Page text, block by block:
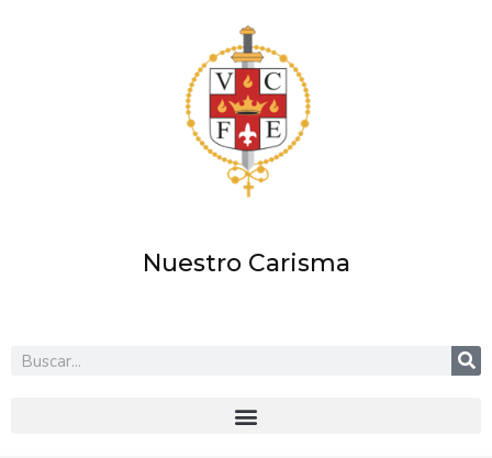
Nuestro Carisma